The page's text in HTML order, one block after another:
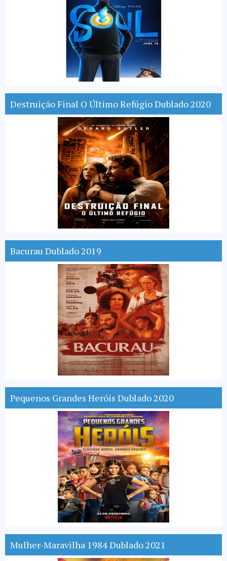
Destruição Final O Último Refúgio Dublado 2020
Bacurau Dublado 2019
Pequenos Grandes Heróis Dublado 2020
Mulher-Maravilha 1984 Dublado 2021